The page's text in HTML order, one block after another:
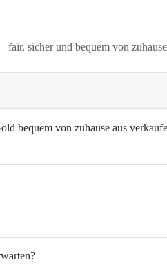
sicher und bequem von
bequem von zuhause aus